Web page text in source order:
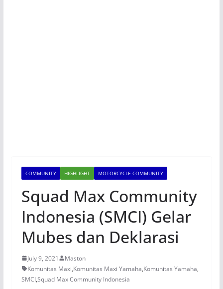
COMMUNITY HIGHLIGHT MOTORCYCLE COMMUNITY
Squad Max Community
Indonesia (SMCI) Gelar
Mubes dan Deklarasi
July 9, 2021
Maston
Komunitas Maxi,Komunitas Maxi Yamaha,Komunitas Yamaha,
SMCI,Squad Max Community Indonesia